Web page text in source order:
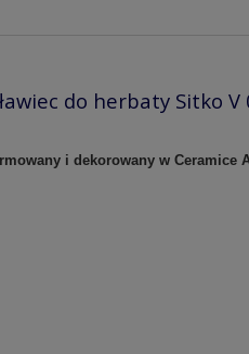
do herbaty Sitko V
i dekorowany w Ceramice